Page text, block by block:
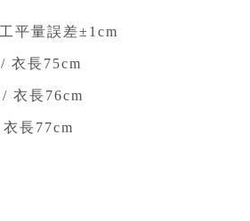
平量誤差±1cm
衣長75cm
衣長76cm
長77cm